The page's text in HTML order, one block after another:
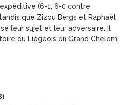
(6-1, 6-0 contre
que Zizou Bergs et Raphaël
leur sujet et leur adversaire. Il
du Liégeois en Grand Chelem,